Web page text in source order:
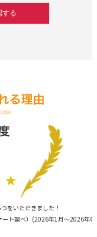
する
をいただきました！
ート調べ）(2026年1月〜2026年6